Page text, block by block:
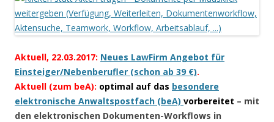
Aktuell, 22.03.2017: Neues LawFirm Angebot für
Einsteiger/Nebenberufler (schon ab 39 €).
Aktuell (zum beA): optimal auf das besondere
elektronische Anwaltspostfach (beA) vorbereitet – mit
den elektronischen Dokumenten-Workflows in